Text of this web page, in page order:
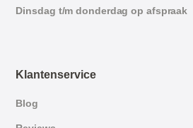
Dinsdag t/m donderdag op afspraak
Klantenservice
Blog